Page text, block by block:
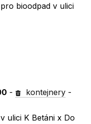
bioodpad v ulici
- kontejnery -
ulici K Betáni x Do